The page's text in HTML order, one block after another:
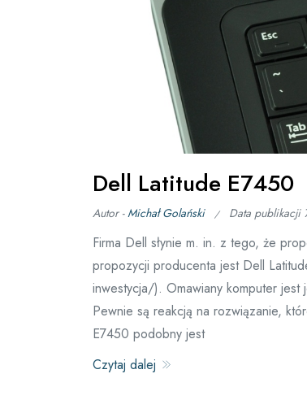
Dell Latitude E7450
Autor -Michał Golański Data publikacji
Firma Dell słynie m. in. z tego, że
propozycji producenta jest Dell
inwestycja/). Omawiany komputer jest
Pewnie są reakcją na rozwiązanie,
E7450 podobny jest
Czytaj dalej